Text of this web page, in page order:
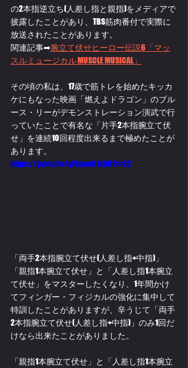
の2本指逆立ち(人差し指と親指)をメディアで
披露したことがあり、TBS筋肉番付で実際に
放送されたことがあります。
関連記事➡腕立て伏せヒーロー伝説6「マッ
スルミュージカル MUSCLE MUSICAL」
その頃の私は、17歳で筋トレを始めたキッカ
ケにもなった映画「燃えよドラゴン」のブル
ース・リーがデモンストレーション演武で行
っていたことで有名な「片手2本指腕立て伏
せ」を連続10回程度出来るまで極めたことが
あります。
https://youtu.be/gEfqwe01x08?t=22
「両手2本指腕立て伏せ(人差し指+中指)」
「親指1本腕立て伏せ」と「人差し指1本腕立
て伏せ」をマスターしたくなり、1年間かけ
てフィンガー・フィジカルの強化に集中して
特訓したことがありますが、辛うじて「両手
2本指腕立て伏せ(人差し指+中指)」のみ1回だ
けなら出来たことがありました。
「親指1本腕立て伏せ」と「人差し指1本腕立